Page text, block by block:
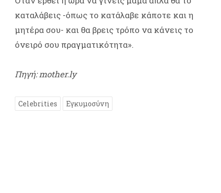
καταλάβεις -όπως το κατάλαβε κάποτε και η
μητέρα σου- και θα βρεις τρόπο να κάνεις το
όνειρό σου πραγματικότητα».
Πηγή: mother.ly
Celebrities Εγκυμοσύνη